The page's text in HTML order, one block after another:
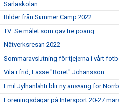
Särlaskolan
Bilder från Summer Camp 2022
TV: Se målet som gav tre poäng
Nätverksresan 2022
Sommaravslutning för tjejerna i vårt
Vila i frid, Lasse "Röret" Johansson
Emil Jylhänlahti blir ny ansvarig för
Föreningsdagar på Intersport 20-27